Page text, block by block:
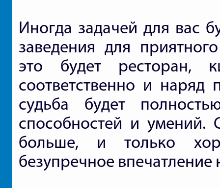
Иногда задачей для вас
заведения для
это будет ресторан,
соответственно и наряд
судьба будет
способностей и умений.
больше, и только
безупречное